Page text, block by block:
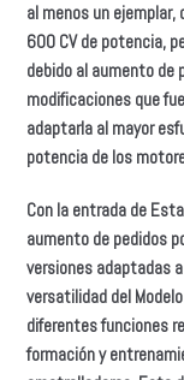
al menos un
600 CV de potencia,
debido al aumento de
modificaciones que
adaptarla al mayor
potencia de los
Con la entrada de
aumento de pedidos
versiones adaptadas
versatilidad del
diferentes funciones
formación y